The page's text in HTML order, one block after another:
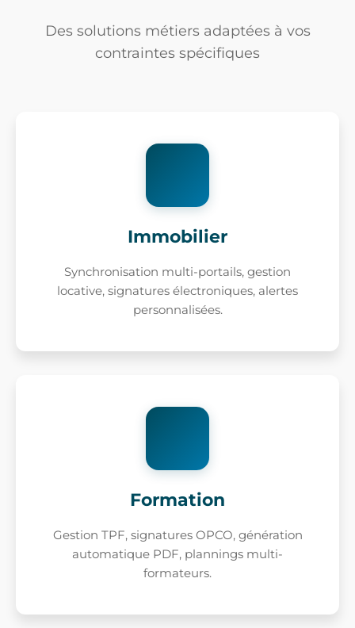
Des solutions métiers adaptées à vos
contraintes spécifiques
Immobilier
Synchronisation multi-portails, gestion
locative, signatures électroniques, alertes
personnalisées.
Formation
Gestion TPF, signatures OPCO, génération
automatique PDF, plannings multi-
formateurs.